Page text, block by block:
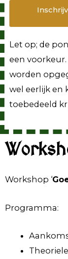
Let op; de
een voorkeur.
worden
wel eerlijk en
toebedeeld
Workshop ‘
Programma: